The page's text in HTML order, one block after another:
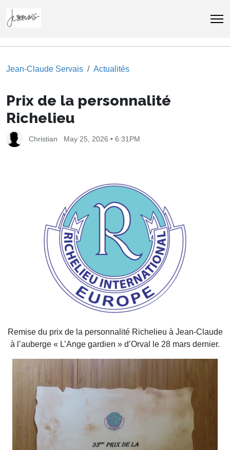
Jean-Claude Servais Actualités
Prix de la personnalité
Richelieu
Christian May 25, 2026 • 6:31PM
Remise du prix de la personnalité Richelieu à Jean-Claude
à l’auberge « L’Ange gardien » d’Orval le 28 mars dernier.